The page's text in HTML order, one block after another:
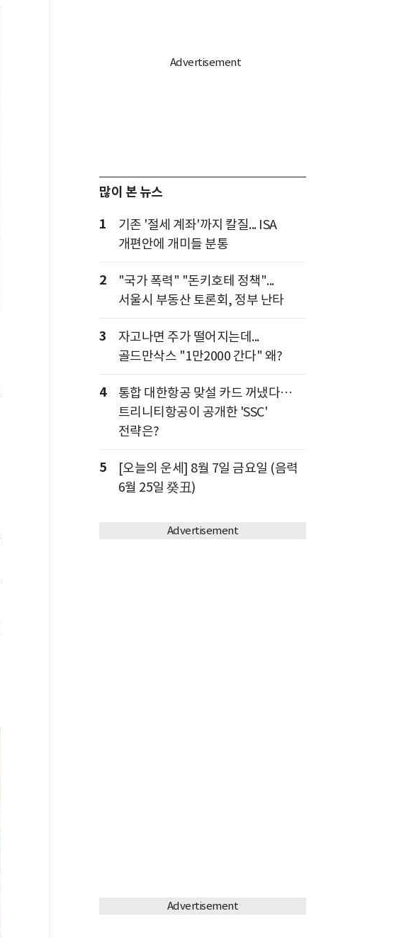
많이 본 뉴스
1
기존 '절세 계좌'까지 칼질... ISA
개편안에 개미들 분통
2
"국가 폭력" "돈키호테 정책"...
서울시 부동산 토론회, 정부 난타
3
자고나면 주가 떨어지는데...
골드만삭스 "1만2000 간다" 왜?
4
통합 대한항공 맞설 카드 꺼냈다…
트리니티항공이 공개한 'SSC'
전략은?
5
[오늘의 운세] 8월 7일 금요일 (음력
6월 25일 癸丑)